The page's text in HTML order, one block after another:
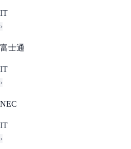
IT
›
富士通
IT
›
NEC
IT
›